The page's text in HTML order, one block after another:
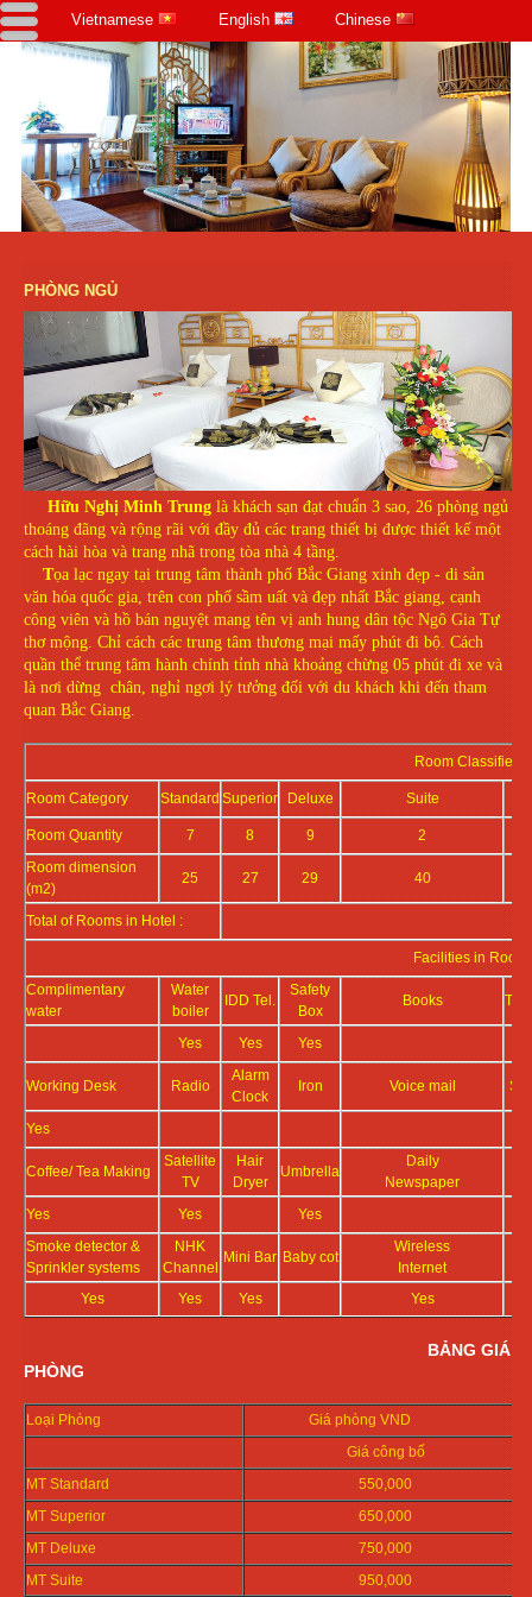
Vietnamese English Chinese
PHÒNG NGỦ
Hữu Nghị Minh Trung là khách sạn đạt chuẩn 3 sao, 26 phòng ngủ
thoáng đãng và rộng rãi với đầy đủ các trang thiết bị được thiết kế một
cách hài hòa và trang nhã trong tòa nhà 4 tầng.
Tọa lạc ngay tại trung tâm thành phố Bắc Giang xinh đẹp - di sản
văn hóa quốc gia, trên con phố sầm uất và đẹp nhất Bắc giang, cạnh
công viên và hồ bán nguyệt mang tên vị anh hung dân tộc Ngô Gia Tự
thơ mộng. Chỉ cách các trung tâm thương mại mấy phút đi bộ. Cách
quần thể trung tâm hành chính tỉnh nhà khoảng chừng 05 phút đi xe và
là nơi dừng chân, nghỉ ngơi lý tưởng đối với du khách khi đến tham
quan Bắc Giang.
Room Classified
Room Category Standard Superior Deluxe Suite
Room Quantity 7 8 9
2
Room dimension
(m2)
25 27 29 40
Total of Rooms in Hotel :
Facilities in Room
Complimentary
water
Water
boiler
IDD Tel.
Safety
Box
Books
Yes Yes Yes
Working Desk Radio
Alarm
Clock
Iron Voice mail
Yes
Coffee/ Tea Making
Satellite
TV
Hair
Dryer
Umbrella
Daily
Newspaper
Yes Yes Yes
Smoke detector &
Sprinkler systems
NHK
Channel
Mini Bar Baby cot
Wireless
Internet
Yes Yes Yes Yes
BẢNG GIÁ
PHÒNG
Loại Phòng
Giá phòng VND
Giá công bố
MT Standard
550,000
MT Superior
650,000
MT Deluxe
750,000
MT Suite
950,000